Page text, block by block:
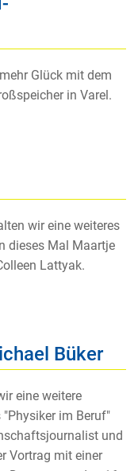
Glück mit dem
in Varel.
wir eine weiteres
dieses Mal Maartje
Lattyak.
Büker
eine weitere
im Beruf"
und
Vortrag mit einer